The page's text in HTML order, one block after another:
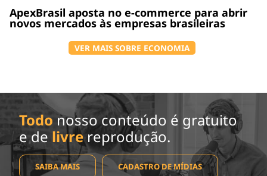
ApexBrasil aposta no e-commerce para abrir
novos mercados às empresas brasileiras
VER MAIS SOBRE ECONOMIA
Todo nosso conteúdo é gratuito
e de livrereprodução.
SAIBA MAIS CADASTRO DE MÍDIAS